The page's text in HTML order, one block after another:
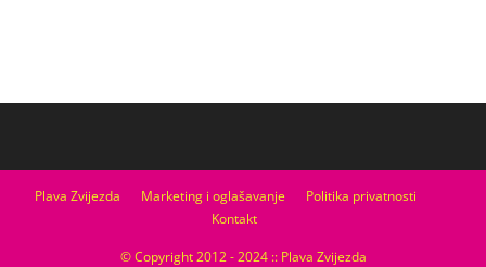
Plava Zvijezda Marketing i oglašavanje
Politika privatnosti
Kontakt
© Copyright 2012 - 2024 :: Plava Zvijezda